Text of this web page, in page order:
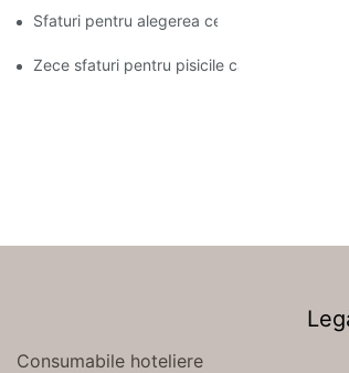
Sfaturi pentru alegerea celei mai bune huse
Zece sfaturi pentru pisicile care sunt
Consumabile hoteliere